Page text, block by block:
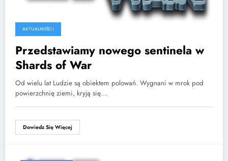
AKTUALNOŚCI
Przedstawiamy nowego sentinela w
Shards of War
Od wielu lat Ludzie są obiektem polowań. Wygnani w mrok pod
powierzchnię ziemi, kryją się…
Dowiedz Się Więcej